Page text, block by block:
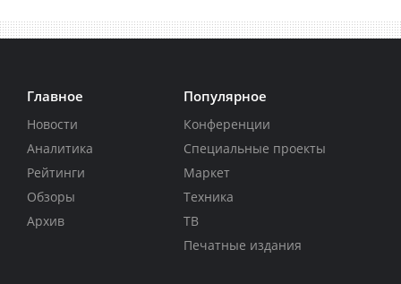
Главное
Новости
Аналитика
Рейтинги
Обзоры
Архив
Популярное
Конференции
Специальные проекты
Маркет
Техника
ТВ
Печатные издания